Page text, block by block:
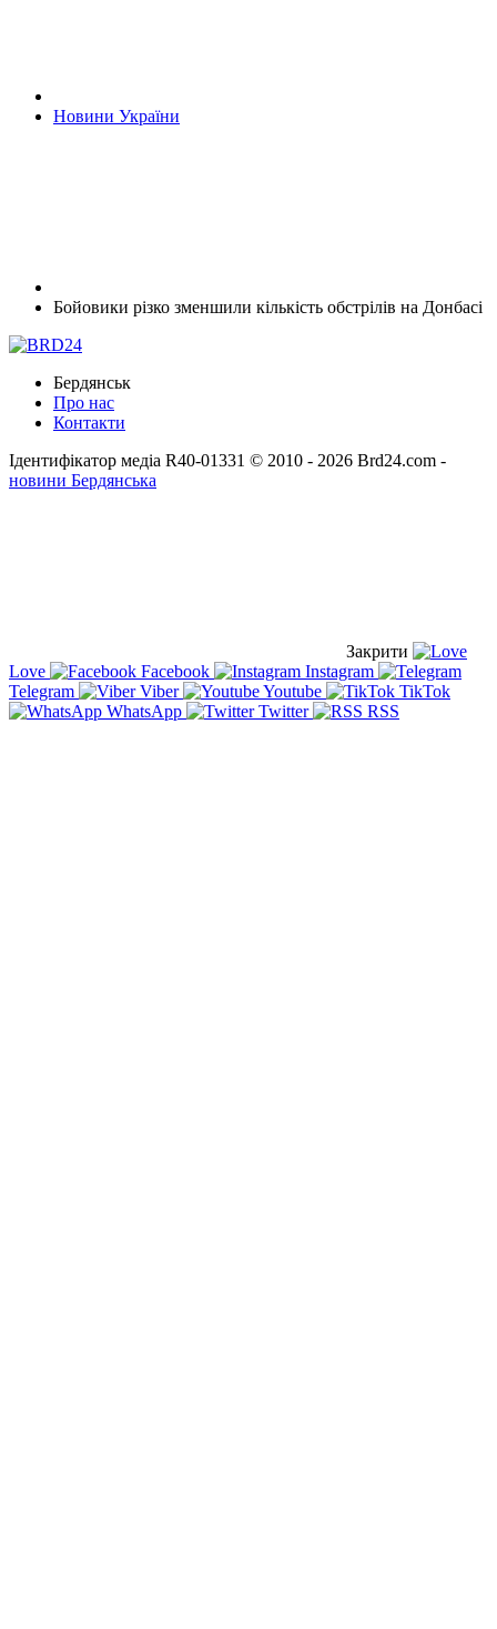
Новини України
Бойовики різко зменшили кількість обстрілів на Донбасі
Бердянськ
Про нас
Контакти
Ідентифікатор медіа R40-01331 © 2010 - 2026 Brd24.com -
новини Бердянська
Закрити
Love
Facebook
Instagram
Telegram
Viber Youtube
TikTok
WhatsApp
Twitter RSS